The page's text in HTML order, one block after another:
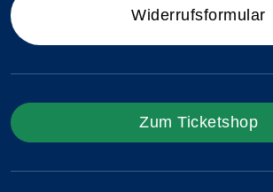
Widerrufsformular
Zum Ticketshop